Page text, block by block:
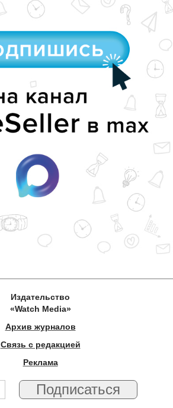
Издательство
«Watch Media»
Архив журналов
Связь с редакцией
Реклама